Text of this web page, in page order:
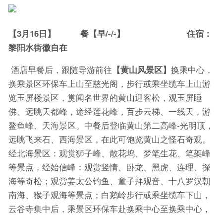
【3月16日】 餐【早/-/-】 住宿：
黎阳水街徽自在
酒店早餐后，跟随导游前往 【黄山风景区】 换乘中心，
换乘景区环保车上山至慈光阁，步行或乘坐缆车上山游
览玉屏楼景区，赏闻名世界的黄山迎客松，观玉屏睡
佛、远眺天都峰，途经莲花峰，百步云梯、一线天，游
鳌鱼峰、天海景区。中餐后登临黄山第二高峰-光明顶，
远眺飞来石、西海景区，在此可饱览黄山之怪石奇观。
经北海景区：观赏狮子峰、散花坞、梦笔生花、笔架峰
等景点，经始信峰：观赏竖情、卧龙、黑虎、连理、探
海等奇松；观赏姜太公钓鱼、童子拜观音、十八罗汉朝
南海、猴子观海等景点；白鹅岭步行或乘坐缆车下山，
云谷寺集中后，乘景区环保车赴换乘中心至换乘中心，